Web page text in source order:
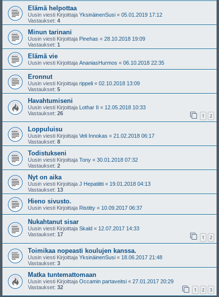
Elämä helpottaa
Uusin viesti Kirjoittaja YksinäinenSusi « 05.01.2019 17:12
Vastaukset: 4
Minun tarinani
Uusin viesti Kirjoittaja Pinehas « 28.10.2018 19:09
Vastaukset: 1
Elämä vie
Uusin viesti Kirjoittaja AnaniasHurmos « 06.10.2018 22:35
Eronnut
Uusin viesti Kirjoittaja rippeli « 02.10.2018 13:09
Vastaukset: 5
Havahtumiseni
Uusin viesti Kirjoittaja Lothar II « 12.05.2018 10:33
Vastaukset: 26 1 2
Loppuluisu
Uusin viesti Kirjoittaja Veli Innokas « 21.02.2018 06:17
Vastaukset: 8
Todistukseni
Uusin viesti Kirjoittaja Tony « 30.01.2018 07:32
Vastaukset: 2
Nyt on aika
Uusin viesti Kirjoittaja J Hepatiitti « 19.01.2018 04:13
Vastaukset: 13
Hieno sivusto.
Uusin viesti Kirjoittaja Ristitty « 10.09.2017 06:37
Nukahtanut sisar
Uusin viesti Kirjoittaja Skald « 12.07.2017 14:33
Vastaukset: 17 1 2
Toimikaa nopeasti koulujen kanssa.
Uusin viesti Kirjoittaja YksinäinenSusi « 18.06.2017 21:48
Vastaukset: 3
Matka tuntemattomaan
Uusin viesti Kirjoittaja Occamin partaveitsi « 27.01.2017 20:29
Vastaukset: 32 1 2 3